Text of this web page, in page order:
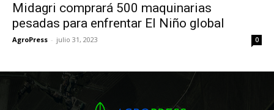
Midagri comprará 500 maquinarias
pesadas para enfrentar El Niño global
AgroPress - julio 31, 2023 0